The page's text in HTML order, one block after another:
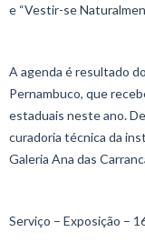
e “Vestir-se
A agenda é resultado
Pernambuco, que
estaduais neste ano.
curadoria técnica da
Galeria Ana das
Serviço – Exposição –